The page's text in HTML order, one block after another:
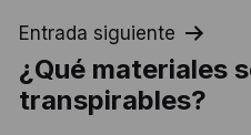
Entrada siguiente
¿Qué materiales
transpirables?